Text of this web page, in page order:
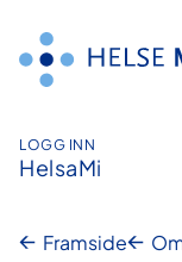
innhald
LOGG INN
HelsaMi
Framside